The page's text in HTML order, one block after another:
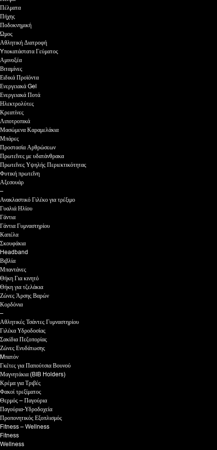
Πέλματα
Πήχης
Ποδοκνημική
Ώμος
Αθλητική Διατροφή
Yποκατάστατα Γεύματος
Αμινοξέα
Βιταμίνες
Ειδικά Προϊόντα
Ενεργειακά Gel
Ενεργειακά Ποτά
Ηλεκτρολύτες
Κρεατίνες
Λιποτροπικά
Μασώμενα Καραμελάκια
Μπάρες
Προστασία Αρθρώσεων
Πρωτεΐνες με υδατάνθρακα
Πρωτεΐνες Υψηλής Περιεκτικότητας
Φυτική πρωτεΐνη
Αξεσουάρ
–
Ανακλαστικό Γιλέκο για τρέξιμο
Γυαλιά Ηλίου
Γάντια
Γάντια Γυμναστηρίου
Καπέλα
Σκουφάκια
Headband
Βιβλία
Μπαντάνες
Θήκη Για κινητό
Θήκη για τζελάκια
Ζώνες Άρσης Βαρών
Κορδόνια
–
Αθλητικές Τσάντες Γυμναστηρίου
Γιλέκα Υδροδοσίας
Σακίδια Πεζοπορίας
Ζώνες Ενυδάτωσης
Mπατόν
Γκέτες για Παπούτσια Βουνού
Μαγνητάκια (BIB Holders)
Κρέμα για Τριβές
Φακοί τρεξίματος
Θερμός – Παγούρια
Παγούρια-Υδροδοχεία
Προπονητικός Εξοπλισμός
Fitness – Wellness
Fitness
Wellness